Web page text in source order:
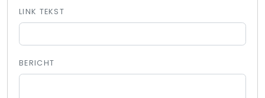
LINK TEKST
BERICHT